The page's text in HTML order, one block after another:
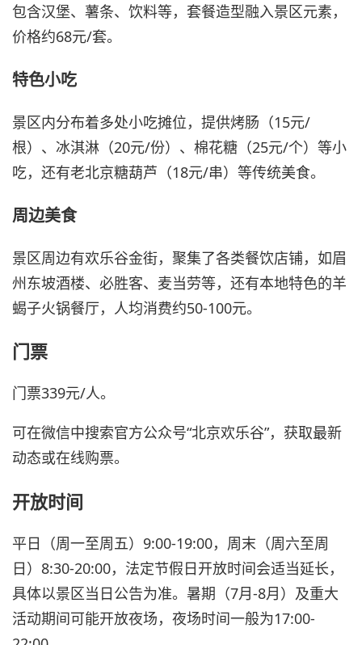
包含汉堡、薯条、饮料等，套餐造型融入景区元素，
价格约68元/套。
特色小吃
景区内分布着多处小吃摊位，提供烤肠（15元/
根）、冰淇淋（20元/份）、棉花糖（25元/个）等小
吃，还有老北京糖葫芦（18元/串）等传统美食。
周边美食
景区周边有欢乐谷金街，聚集了各类餐饮店铺，如眉
州东坡酒楼、必胜客、麦当劳等，还有本地特色的羊
蝎子火锅餐厅，人均消费约50-100元。
门票
门票339元/人。
可在微信中搜索官方公众号“北京欢乐谷”，获取最新
动态或在线购票。
开放时间
平日（周一至周五）9:00-19:00，周末（周六至周
日）8:30-20:00，法定节假日开放时间会适当延长，
具体以景区当日公告为准。暑期（7月-8月）及重大
活动期间可能开放夜场，夜场时间一般为17:00-